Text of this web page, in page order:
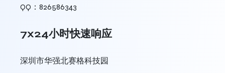
QQ：826586343
7x24小时快速响应
深圳市华强北赛格科技园